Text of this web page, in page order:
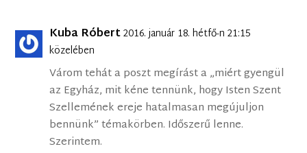
Kuba Róbert2016. január 18. hétfő-n 21:15
közelében
Várom tehát a poszt megírást a „miért gyengül
az Egyház, mit kéne tennünk, hogy Isten Szent
Szellemének ereje hatalmasan megújuljon
bennünk” témakörben. Időszerű lenne.
Szerintem.